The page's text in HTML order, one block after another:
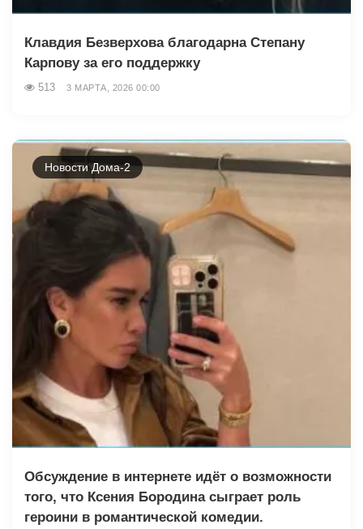
Клавдия Безверхова благодарна Степану
Карпову за его поддержку
513 3 МАРТА, 2026 00:00
Новости Дома-2
Обсуждение в интернете идёт о возможности
того, что Ксения Бородина сыграет роль
героини в романтической комедии.